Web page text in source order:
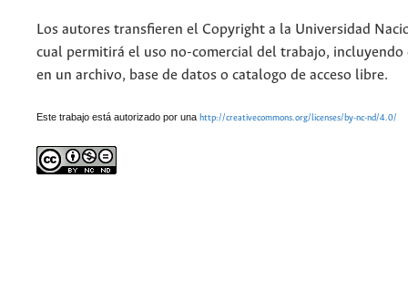
Los autores transfieren el Copyright a la Universidad
cual permitirá el uso no-comercial del trabajo, incluyendo
en un archivo, base de datos o catalogo de acceso libre.
Este trabajo está autorizado por una http://creativecommons.org/licenses/by-nc-nd/4.0/